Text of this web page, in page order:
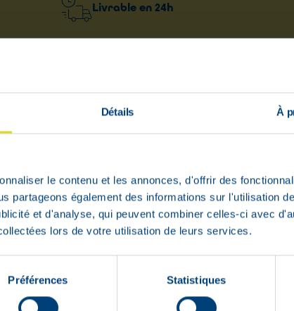
Détails À
le contenu et les annonces, d'offrir des
partageons également des informations sur l'utilisation
et d'analyse, qui peuvent combiner celles-ci avec
lors de votre utilisation de leurs services.
Préférences Statistiques
Livrable en24h
diamine oxydase (DAO) qui aide (au niveau
l’enzyme endogène DAO pour soutenir le
produite par notre corps et est cruciale pour
des protéines dans notre corps) et
une libération d’histamine. Ceux-ci ne
à libérer un surplus d’histamine dans
dans les aliments qui ont mûri plus